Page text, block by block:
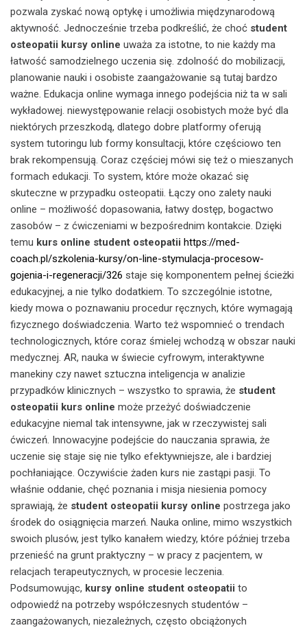
pozwala zyskać nową optykę i umożliwia międzynarodową
aktywność. Jednocześnie trzeba podkreślić, że choć student
osteopatii kursy online uważa za istotne, to nie każdy ma
łatwość samodzielnego uczenia się. zdolność do mobilizacji,
planowanie nauki i osobiste zaangażowanie są tutaj bardzo
ważne. Edukacja online wymaga innego podejścia niż ta w sali
wykładowej. niewystępowanie relacji osobistych może być dla
niektórych przeszkodą, dlatego dobre platformy oferują
system tutoringu lub formy konsultacji, które częściowo ten
brak rekompensują. Coraz częściej mówi się też o mieszanych
formach edukacji. To system, które może okazać się
skuteczne w przypadku osteopatii. Łączy ono zalety nauki
online – możliwość dopasowania, łatwy dostęp, bogactwo
zasobów – z ćwiczeniami w bezpośrednim kontakcie. Dzięki
temu kurs online student osteopatii https://med-
coach.pl/szkolenia-kursy/on-line-stymulacja-procesow-
gojenia-i-regeneracji/326 staje się komponentem pełnej ścieżki
edukacyjnej, a nie tylko dodatkiem. To szczególnie istotne,
kiedy mowa o poznawaniu procedur ręcznych, które wymagają
fizycznego doświadczenia. Warto też wspomnieć o trendach
technologicznych, które coraz śmielej wchodzą w obszar nauki
medycznej. AR, nauka w świecie cyfrowym, interaktywne
manekiny czy nawet sztuczna inteligencja w analizie
przypadków klinicznych – wszystko to sprawia, że student
osteopatii kurs online może przeżyć doświadczenie
edukacyjne niemal tak intensywne, jak w rzeczywistej sali
ćwiczeń. Innowacyjne podejście do nauczania sprawia, że
uczenie się staje się nie tylko efektywniejsze, ale i bardziej
pochłaniające. Oczywiście żaden kurs nie zastąpi pasji. To
właśnie oddanie, chęć poznania i misja niesienia pomocy
sprawiają, że student osteopatii kursy online postrzega jako
środek do osiągnięcia marzeń. Nauka online, mimo wszystkich
swoich plusów, jest tylko kanałem wiedzy, które później trzeba
przenieść na grunt praktyczny – w pracy z pacjentem, w
relacjach terapeutycznych, w procesie leczenia.
Podsumowując, kursy online student osteopatii to
odpowiedź na potrzeby współczesnych studentów –
zaangażowanych, niezależnych, często obciążonych